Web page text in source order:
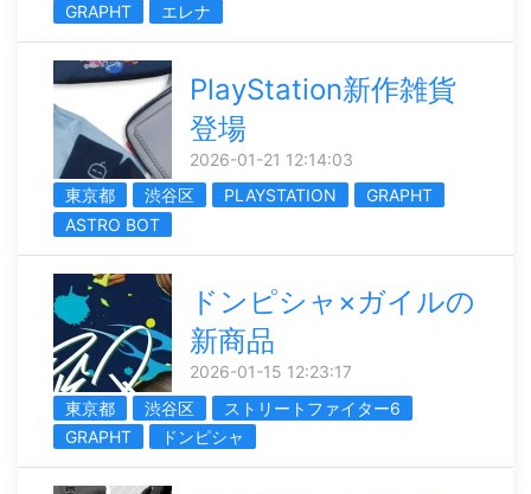
GRAPHT
エレナ
PlayStation新作雑貨
登場
2026-01-21 12:14:03
東京都
渋谷区 PLAYSTATION
GRAPHT
ASTRO BOT
ドンピシャ×ガイルの
新商品
2026-01-15 12:23:17
東京都
渋谷区
ストリートファイター6
GRAPHT
ドンピシャ